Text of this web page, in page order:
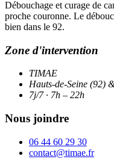
Débouchage et curage de
proche couronne. Le
bien dans le 92.
Zone d'intervention
TIMAE
Hauts-de-Seine (92)
7j/7 · 7h – 22h
Nous joindre
06 44 60 29 30
contact@timae.fr